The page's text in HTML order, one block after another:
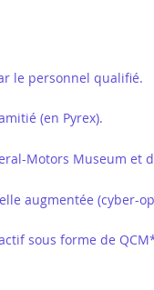
le personnel qualifié.
(en Pyrex).
Motors Museum et
augmentée (cyber-
sous forme de